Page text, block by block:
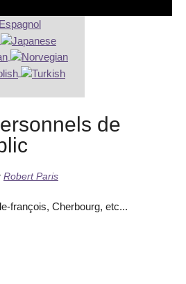
de
Robert Paris
françois, Cherbourg, etc...